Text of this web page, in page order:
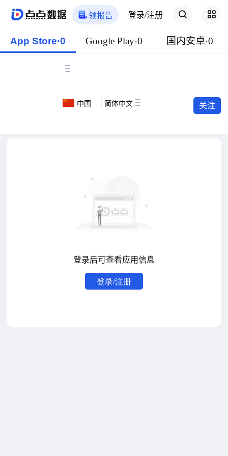
领报告 登录/注册
App Store·0 Google Play·0 国内安卓·0
中国 简体中文 关注
登录后可查看应用信息
登录/注册